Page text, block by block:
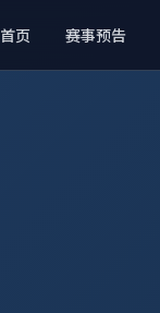
首页 赛事预告